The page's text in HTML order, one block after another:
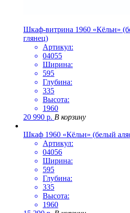
Шкаф-витрина 1960 «Кёльн»
глянец)
Артикул:
04055
Ширина:
595
Глубина:
335
Высота:
1960
20 990 р. В корзину
Шкаф 1960 «Кёльн» (белый
Артикул:
04056
Ширина:
595
Глубина:
335
Высота:
1960